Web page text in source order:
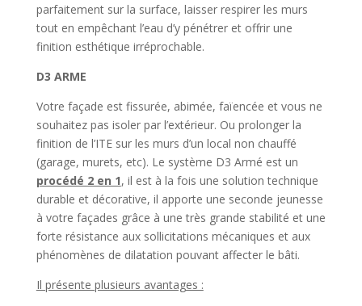
parfaitement sur la surface, laisser respirer les murs
tout en empêchant l’eau d’y pénétrer et offrir une
finition esthétique irréprochable.
D3 ARME
Votre façade est fissurée, abimée, faïencée et vous ne
souhaitez pas isoler par l’extérieur. Ou prolonger la
finition de l’ITE sur les murs d’un local non chauffé
(garage, murets, etc). Le système D3 Armé est un
procédé 2 en 1, il est à la fois une solution technique
durable et décorative, il apporte une seconde jeunesse
à votre façades grâce à une très grande stabilité et une
forte résistance aux sollicitations mécaniques et aux
phénomènes de dilatation pouvant affecter le bâti.
Il présente plusieurs avantages :